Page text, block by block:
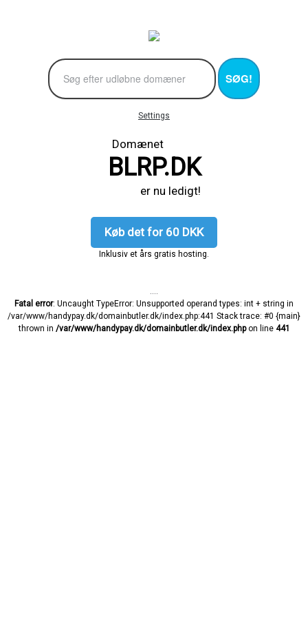
SØG!
Settings
Domænet
BLRP.DK
er nu ledigt!
Køb det for 60 DKK
Inklusiv et års gratis hosting.
Fatal error: Uncaught TypeError: Unsupported operand types: int + string in
/var/www/handypay.dk/domainbutler.dk/index.php:441 Stack trace: #0 {main}
thrown in /var/www/handypay.dk/domainbutler.dk/index.phpon line 441